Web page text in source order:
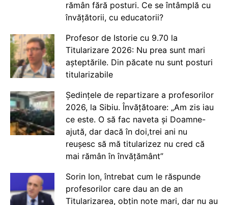
rămân fără posturi. Ce se întâmplă cu
învățătorii, cu educatorii?
Profesor de Istorie cu 9.70 la
Titularizare 2026: Nu prea sunt mari
așteptările. Din păcate nu sunt posturi
titularizabile
Ședințele de repartizare a profesorilor
2026, la Sibiu. Învățătoare: „Am zis iau
ce este. O să fac naveta și Doamne-
ajută, dar dacă în doi,trei ani nu
reușesc să mă titularizez nu cred că
mai rămân în învățământ”
Sorin Ion, întrebat cum le răspunde
profesorilor care dau an de an
Titularizarea, obțin note mari, dar nu au